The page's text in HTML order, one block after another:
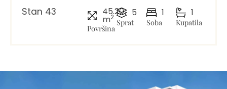
Stan 43 45.20
m2
Površina
5
Sprat
1
Soba
1
Kupatila